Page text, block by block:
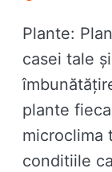
Plante:
casei tale
plante
microclima
conditiile